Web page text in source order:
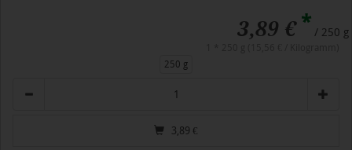
3,89 €* / 250 g
250 g
3,89 €